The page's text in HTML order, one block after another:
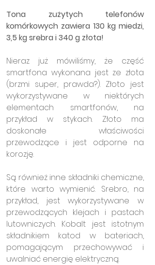
Tona zużytych telefonów
komórkowych zawiera 130 kg miedzi,
3,5 kg srebra i 340 g złota!
Nieraz już mówiliśmy, że część
smartfona wykonana jest ze złota
(brzmi super, prawda?). Złoto jest
wykorzystywane w niektórych
elementach smartfonów, na
przykład w stykach. Złoto ma
doskonałe właściwości
przewodzące i jest odporne na
korozję.
Są również inne składniki chemiczne,
które warto wymienić. Srebro, na
przykład, jest wykorzystywane w
przewodzących klejach i pastach
lutowniczych. Kobalt jest istotnym
składnikiem katod w bateriach,
pomagającym przechowywać i
uwalniać energię elektryczną.